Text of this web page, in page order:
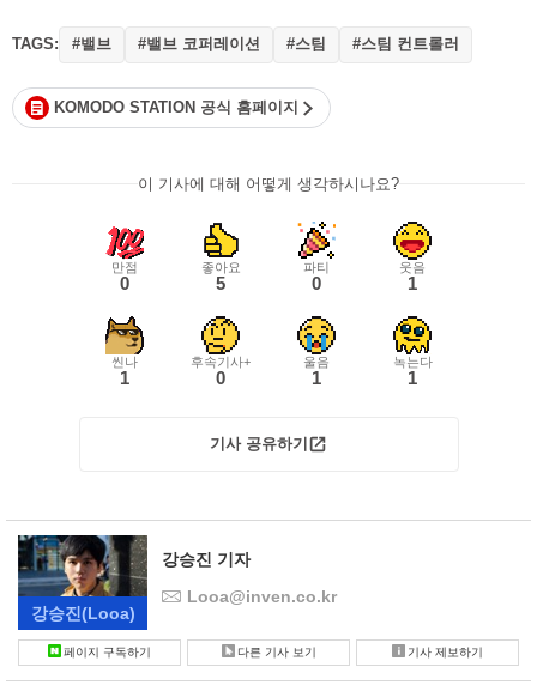
TAGS: #밸브 #밸브 코퍼레이션 #스팀 #스팀 컨트롤러
KOMODO STATION 공식 홈페이지
이 기사에 대해 어떻게 생각하시나요?
만점
0
좋아요
5
파티
0
웃음
1
씬나
1
후속기사+
0
울음
1
녹는다
1
기사 공유하기
강승진(Looa)
강승진 기자
Looa@inven.co.kr
페이지 구독하기 다른 기사 보기 기사 제보하기